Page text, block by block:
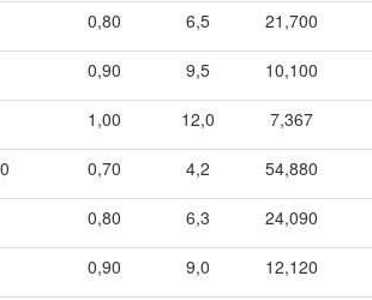
0,80 6,5 21,700
0,90 9,5 10,100
1,00 12,0 7,367
0,70 4,2 54,880
0,80 6,3 24,090
0,90 9,0 12,120